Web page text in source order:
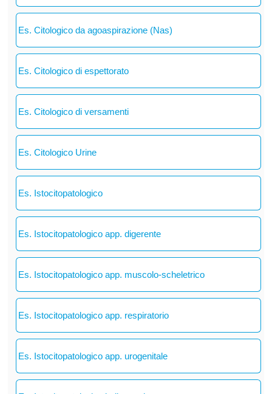
Es. Citologico da agoaspirazione (Nas)
Es. Citologico di espettorato
Es. Citologico di versamenti
Es. Citologico Urine
Es. Istocitopatologico
Es. Istocitopatologico app. digerente
Es. Istocitopatologico app. muscolo-scheletrico
Es. Istocitopatologico app. respiratorio
Es. Istocitopatologico app. urogenitale